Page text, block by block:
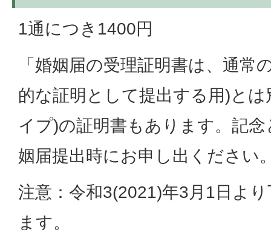
1通につき1400円
「婚姻届の受理証明書は、通常
的な証明として提出する用)と
イプ)の証明書もあります。記
姻届提出時にお申し出ください
注意：令和3(2021)年3月1日よ
ます。